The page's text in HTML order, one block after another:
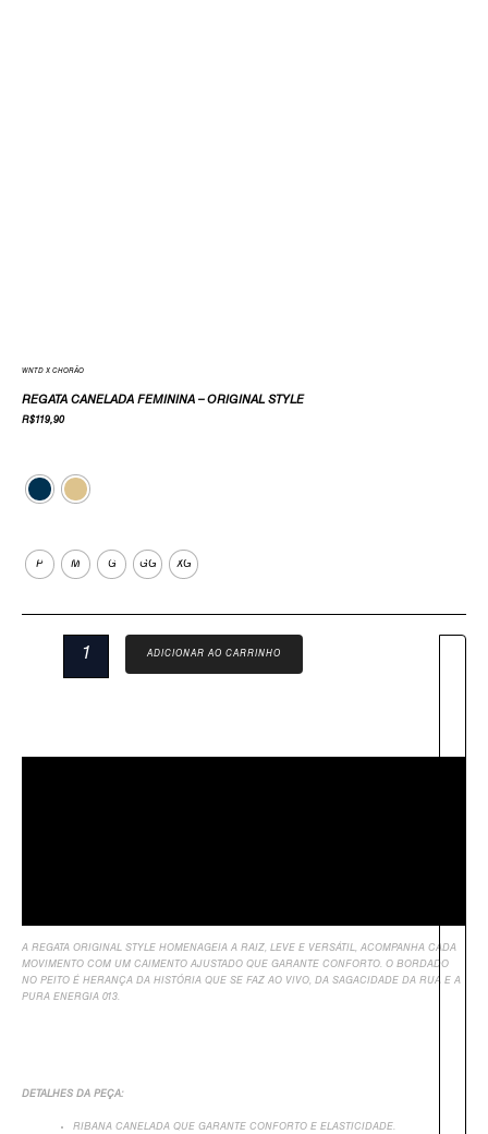
WNTD X CHORÃO
REGATA CANELADA FEMININA – ORIGINAL STYLE
R$119,90
P M G GG XG
ADICIONAR AO CARRINHO
A REGATA ORIGINAL STYLE HOMENAGEIA A RAIZ, LEVE E VERSÁTIL, ACOMPANHA CADA
MOVIMENTO COM UM CAIMENTO AJUSTADO QUE GARANTE CONFORTO. O BORDADO
NO PEITO É HERANÇA DA HISTÓRIA QUE SE FAZ AO VIVO, DA SAGACIDADE DA RUA E A
PURA ENERGIA 013.
DETALHES DA PEÇA:
RIBANA CANELADA QUE GARANTE CONFORTO E ELASTICIDADE.